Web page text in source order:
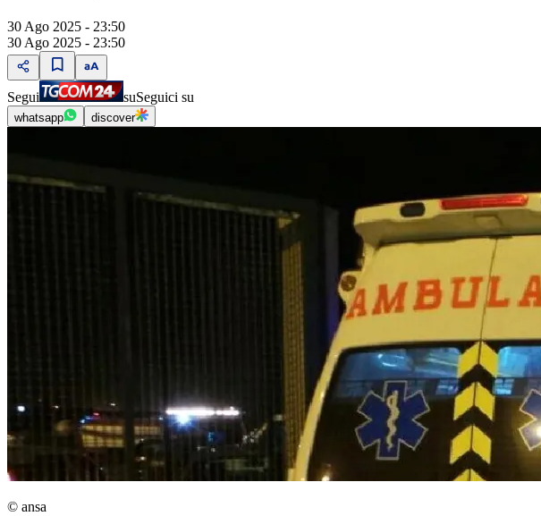
30 Ago 2025 - 23:50
30 Ago 2025 - 23:50
Segui suSeguici su
whatsapp discover
© ansa